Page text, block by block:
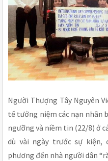
Người Thượng Tây Nguyên
tế tưởng niệm các nạn nhân
ngưỡng và niềm tin (22/8) ở
dù vài ngày trước sự
phương đến nhà người dân